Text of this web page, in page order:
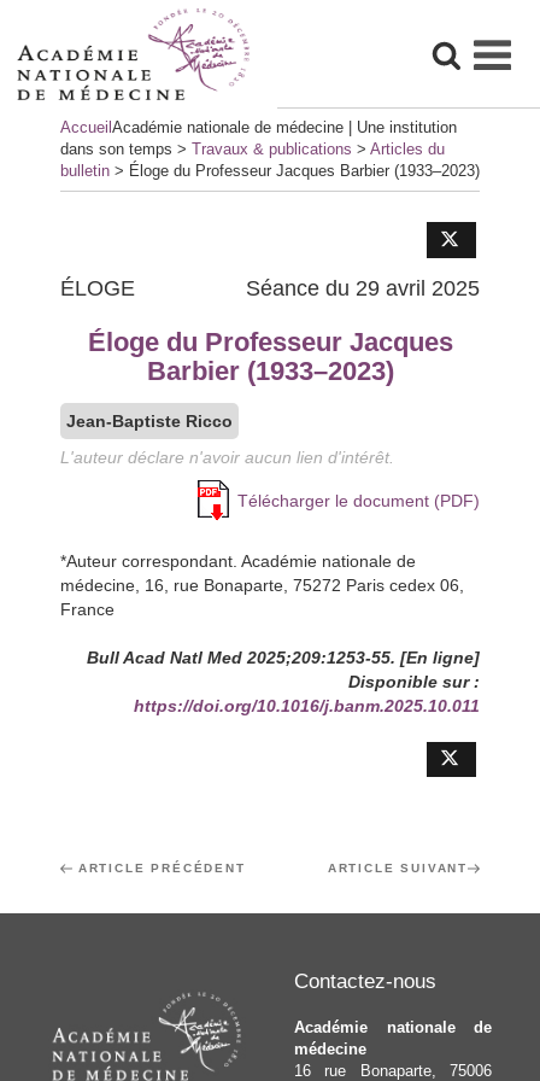
Accueil Académie nationale de médecine | Une institution
dans son temps > Travaux & publications > Articles du
bulletin > Éloge du Professeur Jacques Barbier (1933–2023)
ÉLOGE Séance du 29 avril 2025
Éloge du Professeur Jacques
Barbier (1933–2023)
Jean-Baptiste Ricco
L'auteur déclare n'avoir aucun lien d'intérêt.
Télécharger le document (PDF)
*Auteur correspondant. Académie nationale de
médecine, 16, rue Bonaparte, 75272 Paris cedex 06,
France
Bull Acad Natl Med 2025;209:1253-55. [En ligne]
Disponible sur :
https://doi.org/10.1016/j.banm.2025.10.011
Navigation
l’article
Article
ARTICLE PRÉCÉDENT
Article
ARTICLE SUIVANT
Contactez-nous
Académie nationale de
médecine
16 rue Bonaparte, 75006